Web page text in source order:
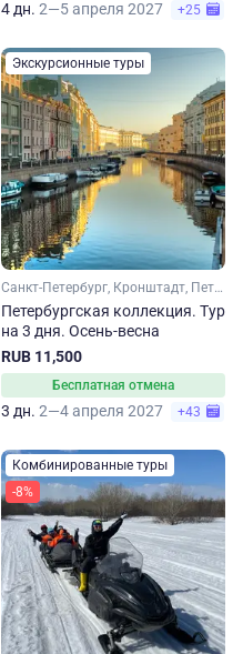
4 дн. 2—5 апреля 2027 +25
Экскурсионные туры
Санкт-Петербург, Кронштадт, Петергоф
Петербургская коллекция. Тур
на 3 дня. Осень-весна
RUB 11,500
Бесплатная отмена
3 дн. 2—4 апреля 2027 +43
Комбинированные туры
-8%